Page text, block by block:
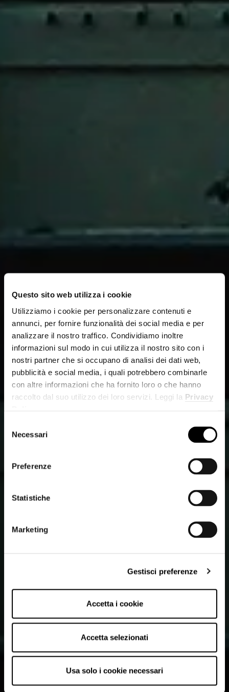
Questo sito web utilizza i cookie
Utilizziamo i cookie per personalizzare contenuti e
annunci, per fornire funzionalità dei social media e per
analizzare il nostro traffico. Condividiamo inoltre
informazioni sul modo in cui utilizza il nostro sito con i
nostri partner che si occupano di analisi dei dati web,
pubblicità e social media, i quali potrebbero combinarle
con altre informazioni che ha fornito loro o che hanno
raccolto dal suo utilizzo dei loro servizi. Leggi la Privacy
delNecessari
Preferenze
Statistiche
Marketing
Gestisci preferenze
Accetta i cookie
Accetta selezionati
Usa solo i cookie necessari